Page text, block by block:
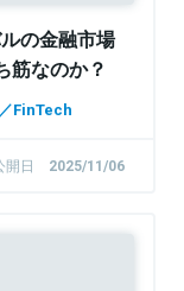
の金融市場
筋なのか？
FinTech
開日 2025/11/06